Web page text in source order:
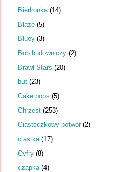
Biedronka (14)
Blaze (5)
Bluey (3)
Bob budowniczy (2)
Brawl Stars (20)
but (23)
Cake pops (5)
Chrzest (253)
Ciasteczkowy potwór (2)
ciastka (17)
Cyfry (8)
czapka (4)